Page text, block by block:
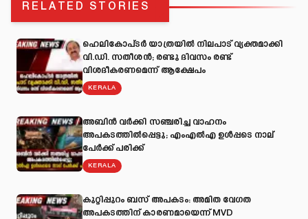
RELATED STORIES
ഹെലികോപ്ടർ യാത്രയിൽ നിലപാട് വ്യക്തമാക്കി
വി.ഡി. സതീശൻ; രണ്ടു ദിവസം രണ്ട്
വിശദീകരണമെന്ന് ആക്ഷേപം
KERALA
അബിന്‍ വര്‍ക്കി സഞ്ചരിച്ച വാഹനം
അപകടത്തില്‍പ്പെട്ടു; എംഎല്‍എ ഉള്‍പ്പടെ നാല്
പേര്‍ക്ക് പരിക്ക്
KERALA
കുറ്റിപ്പുറം ബസ് അപകടം: അമിത വേഗത
അപകടത്തിന് കാരണമായെന്ന് MVD